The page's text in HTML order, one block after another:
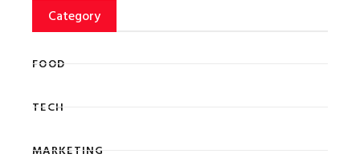
Category
FOOD
TECH
MARKETING